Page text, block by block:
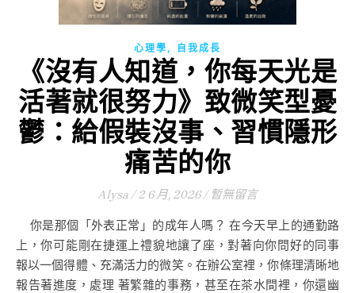
心理學, 自我成長
《沒有人知道，你每天光是
活著就很努力》致微笑型憂
鬱：給假裝沒事、習慣隱形
痛苦的你
Alysa / 2 6 月, 2026 / 暫無留言
你是那個「外表正常」的成年人嗎？ 在今天早上的通勤路
上，你可能剛在捷運上禮貌地讓了座，對著向你問好的同事
報以一個得體、充滿活力的微笑。在辦公室裡，你條理清晰地
報告著進度，處理 著繁雜的事務，甚至在茶水間裡，你還幽